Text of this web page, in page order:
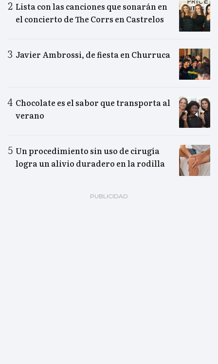
Lista con las canciones que sonarán en
el concierto de The Corrs en Castrelos
Javier Ambrossi, de fiesta en Churruca
Chocolate es el sabor que transporta al
verano
Un procedimiento sin uso de cirugía
logra un alivio duradero en la rodilla